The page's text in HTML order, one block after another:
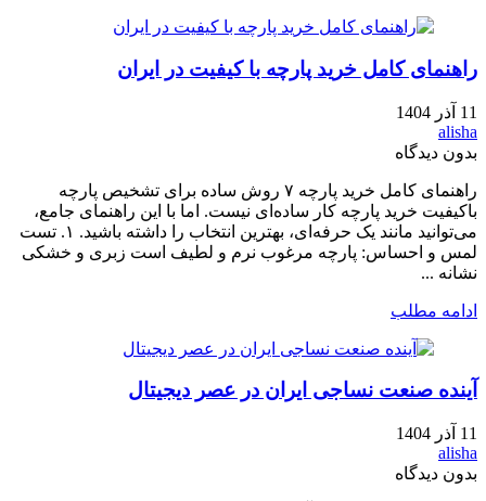
راهنمای کامل خرید پارچه با کیفیت در ایران
11 آذر 1404
alisha
بدون دیدگاه
راهنمای کامل خرید پارچه ۷ روش ساده برای تشخیص پارچه
باکیفیت خرید پارچه کار ساده‌ای نیست. اما با این راهنمای جامع،
می‌توانید مانند یک حرفه‌ای، بهترین انتخاب را داشته باشید. ۱. تست
لمس و احساس: پارچه مرغوب نرم و لطیف است زبری و خشکی
نشانه ...
ادامه مطلب
آینده صنعت نساجی ایران در عصر دیجیتال
11 آذر 1404
alisha
بدون دیدگاه